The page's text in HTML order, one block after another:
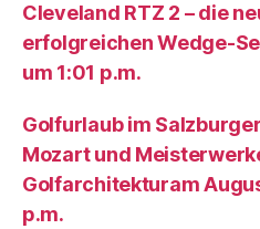
Cleveland RTZ 2 – die
erfolgreichen Wedge-
um 1:01 p.m.
Golfurlaub im
Mozart und
Golfarchitekturam
p.m.